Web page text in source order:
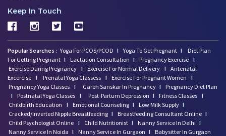
Keep In Touch
Popular Searches : Yoga For PCOS/PCOD I Yoga To Get Pregnant I
Diet Plan
For Getting Pregnant I Lactation Consultation I Pregnancy Exercise I
Exercise During Pregnancy I Exercise For Normal Delivery I Antenatal
Excercise I Prenatal Yoga Classess I Exercise For Pregnant Women
I
Pregnancy Yoga Classes I Garbh Sanskar In Pregnancy I
Pregnancy Diet Plan
I
Postnatal Yoga Classes I Post-Partum Depression I Fitness Classes I
Childbirth Education
I Emotional Counseling I Low Milk Supply I
Cracked/Inverted Nipple Breastfeeding I Breastfeeding Consultant Online I
Child Psychologist Online I Child Nutritionist I Nanny Service In Delhi I
Nanny Service In Noida I Nanny Service In Gurgaon I
Babysitter In Gurgaon